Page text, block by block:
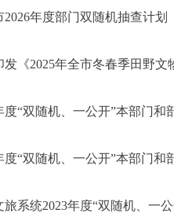
2026年度部门双随机抽查计划
发《2025年全市冬春季田野
度“双随机、一公开”本部门和
度“双随机、一公开”本部门和
旅系统2023年度“双随机、一